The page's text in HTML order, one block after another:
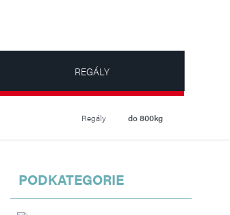
REGÁLY
Regály do 800kg
PODKATEGORIE